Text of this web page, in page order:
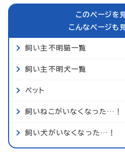
このページを
こんなページも
飼い主不明猫一覧
飼い主不明犬一覧
ペット
飼いねこがいなくなった…！
飼い犬がいなくなった…！